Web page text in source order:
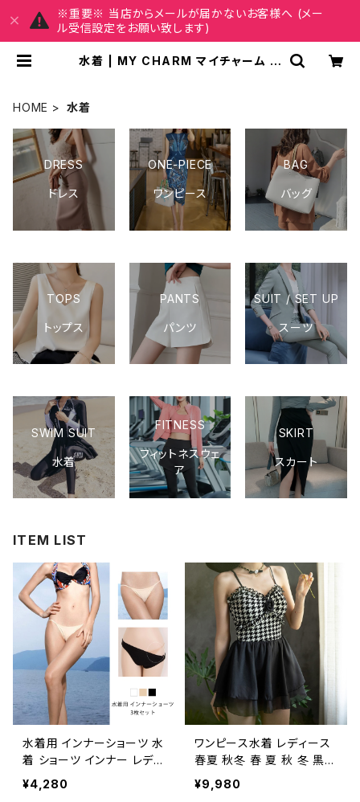
※重要※ 当店からメールが届かないお客様へ (メー
ル受信設定をお願い致します)
水着 | MY CHARM マイチャーム ワ
HOME
水着
DRESS
ドレス
ONE-PIECE
ワンピース
BAG
バッグ
TOPS
トップス
PANTS
パンツ
SUIT / SET UP
スーツ
SWIM SUIT
水着
FITNESS
フィットネスウェ
ア
SKIRT
スカート
ITEM LIST
水着用 インナーショーツ 水
着 ショーツ インナー レディ
ース 下着 春 夏 春夏 黒 白
スイムウエア レディースイ
¥4,280
ワンピース水着 レディース
春夏 秋冬 春 夏 秋 冬 黒
白 カップ付き ワンピース水
着 長袖 ワンピ水着 千鳥柄
¥9,980